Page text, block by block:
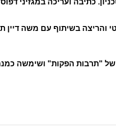
כתיבה ועריכה במגזיני
והריצה בשיתוף עם משה
של "תרבות הפקות" ושימשה